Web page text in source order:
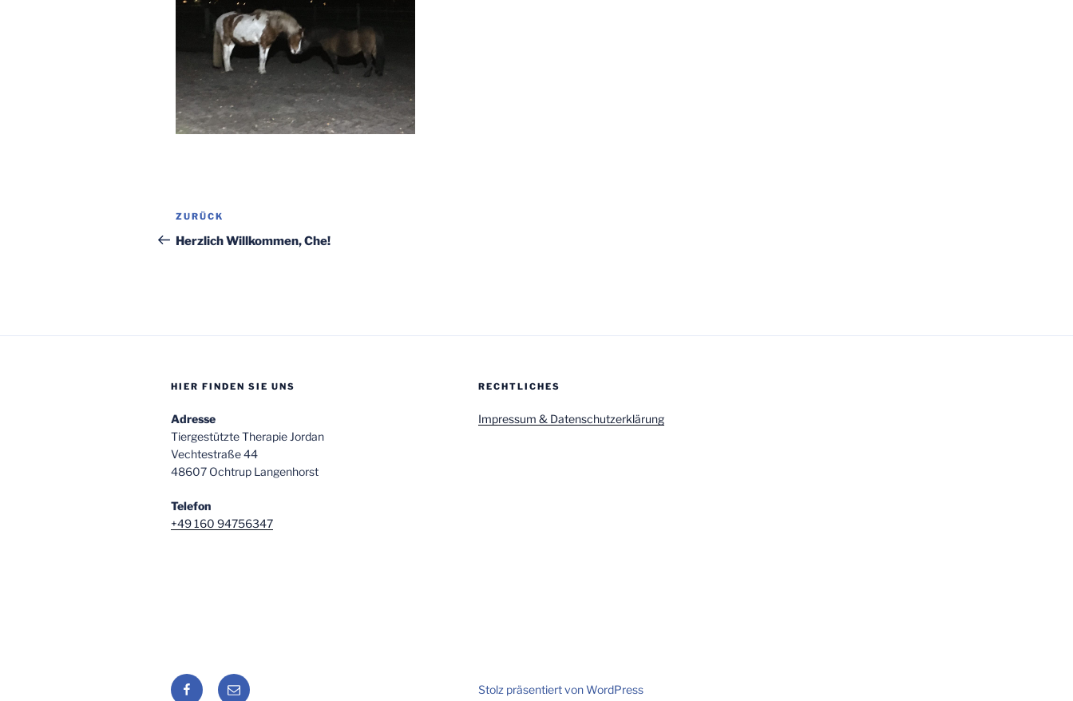
Beitragsnavigation
Vorheriger
Beitrag
ZURÜCK
Herzlich Willkommen, Che!
HIER FINDEN SIE UNS
Adresse
Tiergestützte Therapie Jordan
Vechtestraße 44
48607 Ochtrup Langenhorst
Telefon
+49 160 94756347
RECHTLICHES
Impressum & Datenschutzerklärung
Facebook
E-
Stolz präsentiert von WordPress